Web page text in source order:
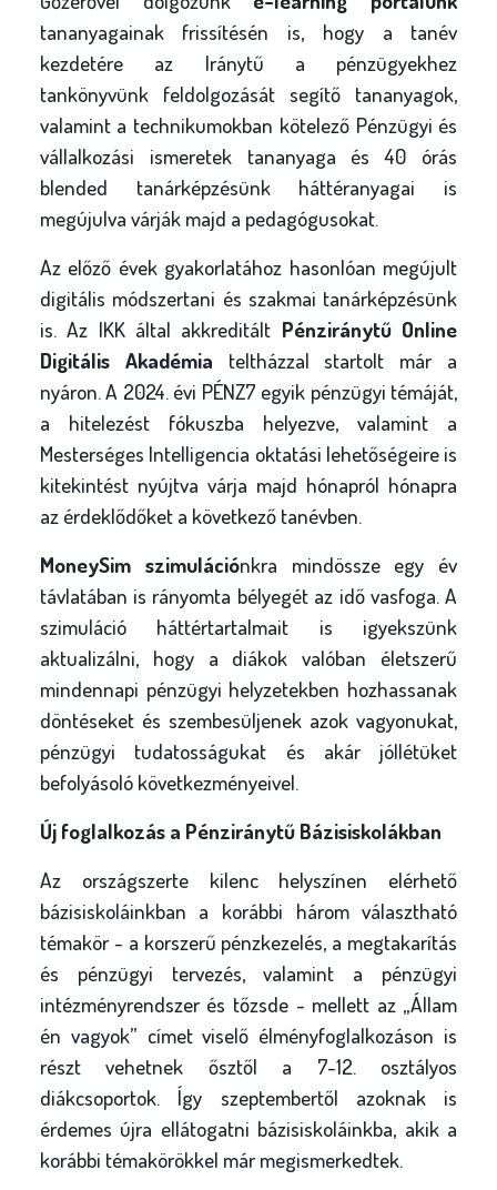
tananyagainak frissítésén is, hogy a tanév
kezdetére az Iránytű a pénzügyekhez
tankönyvünk feldolgozását segítő tananyagok,
valamint a technikumokban kötelező Pénzügyi és
vállalkozási ismeretek tananyaga és 40 órás
blended tanárképzésünk háttéranyagai is
megújulva várják majd a pedagógusokat.
Az előző évek gyakorlatához hasonlóan megújult
digitális módszertani és szakmai tanárképzésünk
is. Az IKK által akkreditált Pénziránytű Online
Digitális Akadémia teltházzal startolt már a
nyáron. A 2024. évi PÉNZ7 egyik pénzügyi témáját,
a hitelezést fókuszba helyezve, valamint a
Mesterséges Intelligencia oktatási lehetőségeire is
kitekintést nyújtva várja majd hónapról hónapra
az érdeklődőket a következő tanévben.
MoneySim szimulációnkra mindössze egy év
távlatában is rányomta bélyegét az idő vasfoga. A
szimuláció háttértartalmait is igyekszünk
aktualizálni, hogy a diákok valóban életszerű
mindennapi pénzügyi helyzetekben hozhassanak
döntéseket és szembesüljenek azok vagyonukat,
pénzügyi tudatosságukat és akár jóllétüket
befolyásoló következményeivel.
Új foglalkozás a Pénziránytű Bázisiskolákban
Az országszerte kilenc helyszínen elérhető
bázisiskoláinkban a korábbi három választható
témakör - a korszerű pénzkezelés, a megtakarítás
és pénzügyi tervezés, valamint a pénzügyi
intézményrendszer és tőzsde - mellett az „Állam
én vagyok” címet viselő élményfoglalkozáson is
részt vehetnek ősztől a 7-12. osztályos
diákcsoportok. Így szeptembertől azoknak is
érdemes újra ellátogatni bázisiskoláinkba, akik a
korábbi témakörökkel már megismerkedtek.